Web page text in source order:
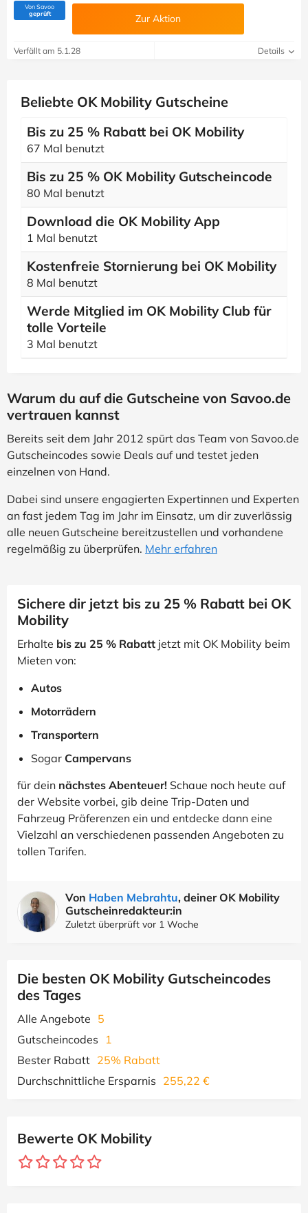
Von Savoo
geprüft(Von Savoo geprüft)
Zur Aktion
Verfällt am 5.1.28 Details
Beliebte OK Mobility Gutscheine
Bis zu 25 % Rabatt bei OK Mobility
67 Mal benutzt
Bis zu 25 % OK Mobility Gutscheincode
80 Mal benutzt
Download die OK Mobility App
1 Mal benutzt
Kostenfreie Stornierung bei OK Mobility
8 Mal benutzt
Werde Mitglied im OK Mobility Club für
tolle Vorteile
3 Mal benutzt
Warum du auf die Gutscheine von Savoo.de
vertrauen kannst
Bereits seit dem Jahr 2012 spürt das Team von Savoo.de
Gutscheincodes sowie Deals auf und testet jeden
einzelnen von Hand.
Dabei sind unsere engagierten Expertinnen und Experten
an fast jedem Tag im Jahr im Einsatz, um dir zuverlässig
alle neuen Gutscheine bereitzustellen und vorhandene
regelmäßig zu überprüfen. Mehr erfahren
Sichere dir jetzt bis zu 25 % Rabatt bei OK
Mobility
Erhalte bis zu 25 % Rabatt jetzt mit OK Mobility beim
Mieten von:
Autos
Motorrädern
Transportern
Sogar Campervans
für dein nächstes Abenteuer! Schaue noch heute auf
der Website vorbei, gib deine Trip-Daten und
Fahrzeug Präferenzen ein und entdecke dann eine
Vielzahl an verschiedenen passenden Angeboten zu
tollen Tarifen.
Von Haben Mebrahtu, deiner OK Mobility
Gutscheinredakteur:in
Zuletzt überprüft vor 1 Woche
Die besten OK Mobility Gutscheincodes
des Tages
Alle Angebote 5
Gutscheincodes
1
Bester Rabatt 25% Rabatt
Durchschnittliche Ersparnis 255,22 €
Bewerte OK Mobility